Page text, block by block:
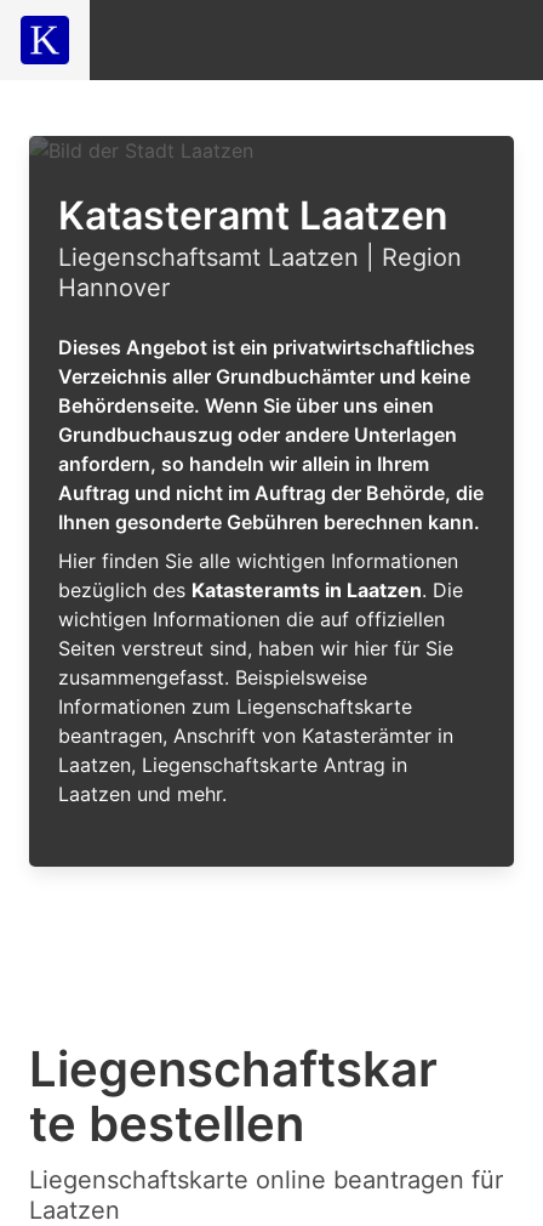
Katasteramt Laatzen
Liegenschaftsamt Laatzen | Region
Hannover
Dieses Angebot ist ein privatwirtschaftliches
Verzeichnis aller Grundbuchämter und keine
Behördenseite. Wenn Sie über uns einen
Grundbuchauszug oder andere Unterlagen
anfordern, so handeln wir allein in Ihrem
Auftrag und nicht im Auftrag der Behörde, die
Ihnen gesonderte Gebühren berechnen kann.
Hier finden Sie alle wichtigen Informationen
bezüglich des Katasteramts in Laatzen. Die
wichtigen Informationen die auf offiziellen
Seiten verstreut sind, haben wir hier für Sie
zusammengefasst. Beispielsweise
Informationen zum Liegenschaftskarte
beantragen, Anschrift von Katasterämter in
Laatzen, Liegenschaftskarte Antrag in
Laatzen und mehr.
Liegenschaftskar
te bestellen
Liegenschaftskarte online beantragen für
Laatzen